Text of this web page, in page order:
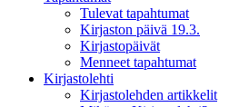
Tulevat tapahtumat
Kirjaston päivä 19.3.
Kirjastopäivät
Menneet tapahtumat
Kirjastolehti
Kirjastolehden artikkelit